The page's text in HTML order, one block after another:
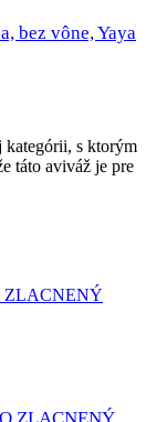
bez vône, Yaya
kategórii, s ktorým
táto aviváž je pre